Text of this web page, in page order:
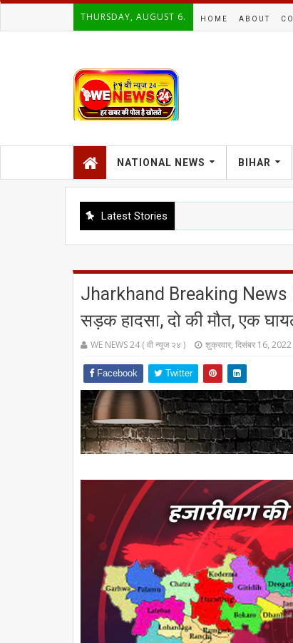
THURSDAY, AUGUST 6. HOME ABOUT
NATIONAL NEWS BIHAR
Latest Stories
Jharkhand Breaking News
सड़क हादसा, दो की मौत, एक
WE NEWS 24 ( वी न्यूज २४ ) शुक्रवार, दिसंबर 16, 2022
Facebook Twitter